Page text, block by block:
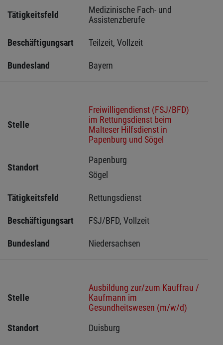
Tätigkeitsfeld
Medizinische Fach- und
Assistenzberufe
Beschäftigungsart Teilzeit, Vollzeit
Bundesland Bayern
Stelle
Freiwilligendienst (FSJ/BFD)
im Rettungsdienst beim
Malteser Hilfsdienst in
Papenburg und Sögel
Standort
Papenburg
Sögel
Tätigkeitsfeld Rettungsdienst
Beschäftigungsart FSJ/BFD, Vollzeit
Bundesland Niedersachsen
Stelle
Ausbildung zur/zum Kauffrau /
Kaufmann im
Gesundheitswesen (m/w/d)
Standort
Duisburg